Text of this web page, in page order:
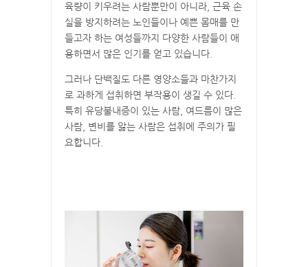
육량이 키우려는 사람뿐만이 아니라, 근육 손
실을 방지하려는 노인들이나 예쁜 몸매를 만
들고자 하는 여성들까지 다양한 사람들이 애
용하면서 많은 인기를 얻고 있습니다.
그러나 단백질도 다른 영양소들과 마찬가지
로 과하게 섭취하면 부작용이 생길 수 있다.
특히 유당불내증이 있는 사람, 여드름이 많은
사람, 변비를 앓는 사람은 섭취에 주의가 필
요합니다.